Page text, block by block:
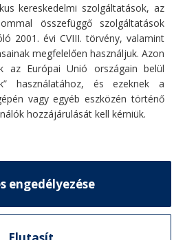
berendezések, hőszivattyúk
karbantartása, tisztítása, javítása.
TERMÉKVÁLASZTÓ
kereskedelmi szolgáltatások, az
összefüggő szolgáltatások
2001. évi CVIII. törvény, valamint
megfelelően használjuk. Azon
az Európai Unió országain belül
használatához, és ezeknek a
vagy egyéb eszközén történő
hozzájárulását kell kérniük.
engedélyezése